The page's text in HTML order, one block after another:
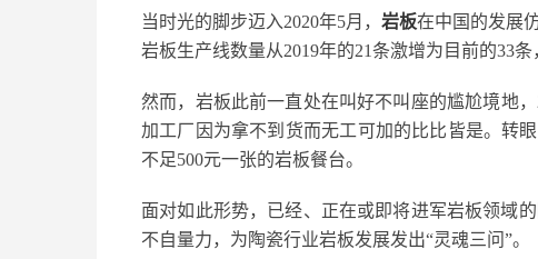
当时光的脚步迈入2020年5月， 岩板在中国的发展
岩板生产线数量从2019年的21条激增为目前的33
然而，岩板此前一直处在叫好不叫座的尴尬境地
加工厂因为拿不到货而无工可加的比比皆是。转
不足500元一张的岩板餐台。
面对如此形势，已经、正在或即将进军岩板领域
不自量力，为陶瓷行业岩板发展发出“灵魂三问”。